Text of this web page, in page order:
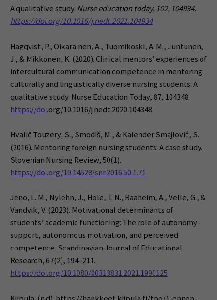
A qualitative study. Nurse​ ​education today, 102, 104934.
https://doi.org/10.1016/j.nedt.2021.104934
Hagqvist, P., Oikarainen, A., Tuomikoski, A. M., Juntunen,
J., & Mikkonen, K. (2020). Clinical mentors’ experiences of
intercultural communication competence in mentoring
culturally and linguistically diverse nursing students: A
qualitative study. Nurse Education Today, 87, 104348.
https://doi.org/10.1016/j.nedt.2020.104348
Hvalič Touzery, S., Smodiš, M., & Kalender Smajlović, S.
(2016). Mentoring foreign nursing students: A case study.
Slovenian Nursing Review, 50(1).
https://doi.org/10.14528/snr.2016.50.1.71
Jeno, L. M., Nylehn, J., Hole, T. N., Raaheim, A., Velle, G., &
Vandvik, V. (2023). Motivational determinants of
students’ academic functioning: The role of autonomy-
support, autonomous motivation, and perceived
competence. Scandinavian Journal of Educational
Research, 67(2), 194–211.
https://doi.org/10.1080/00313831.2021.1990125